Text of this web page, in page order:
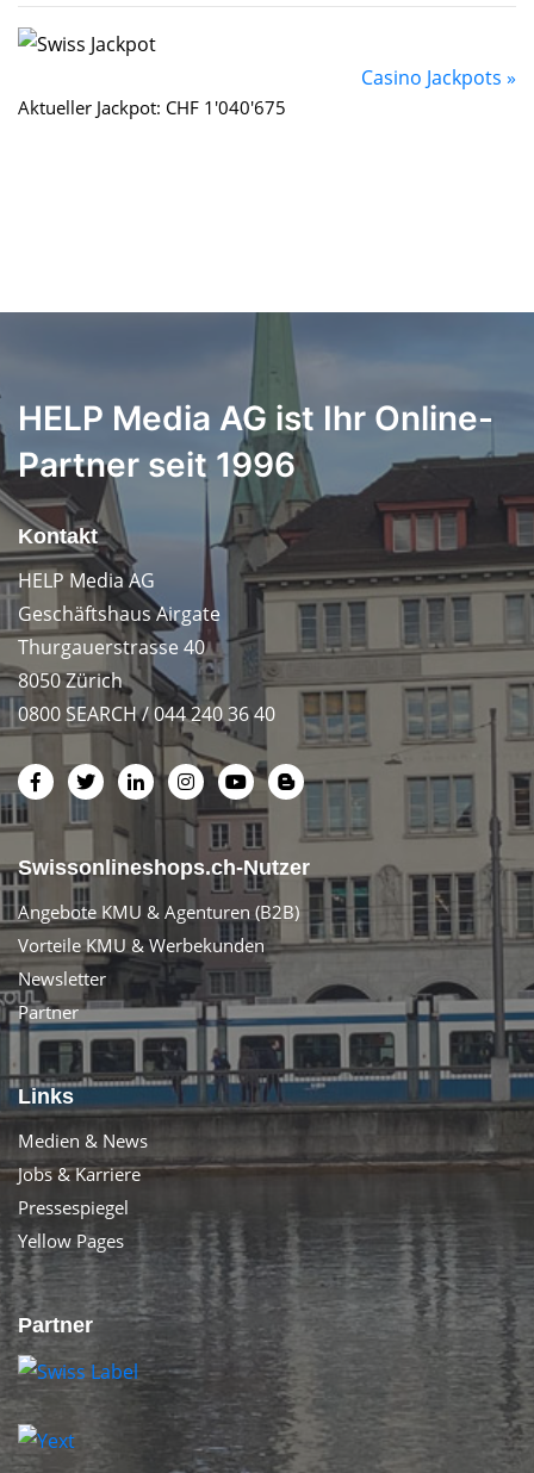
Casino Jackpots »
Aktueller Jackpot: CHF 1'040'675
HELP Media AG ist Ihr Online-
Partner seit 1996
Kontakt
HELP Media AG
Geschäftshaus Airgate
Thurgauerstrasse 40
8050 Zürich
0800 SEARCH / 044 240 36 40
Swissonlineshops.ch-Nutzer
Angebote KMU & Agenturen (B2B)
Vorteile KMU & Werbekunden
Newsletter
Partner
Links
Medien & News
Jobs & Karriere
Pressespiegel
Yellow Pages
Partner